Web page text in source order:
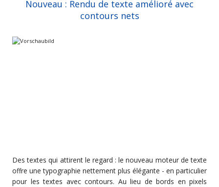
Nouveau : Rendu de texte amélioré avec
contours nets
Des textes qui attirent le regard : le nouveau moteur de texte
offre une typographie nettement plus élégante - en particulier
pour les textes avec contours. Au lieu de bords en pixels